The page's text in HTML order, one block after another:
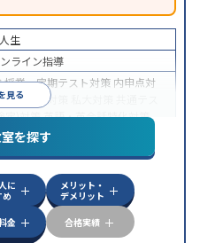
見る
生
ライン指導
授業・定期テスト対策 内申点対
国公立大対策
定)対策英語・英会話特化対策
授業の振替可能
レットを利用オンライン対応1
を探す
に
め
メリット・
デメリット
金 合格実績